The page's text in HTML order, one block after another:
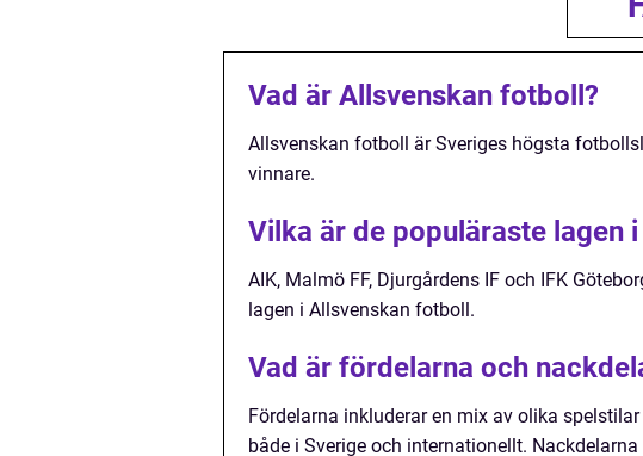
Vad är Allsvenskan fotboll?
Allsvenskan fotboll är Sveriges högsta
vinnare.
Vilka är de populäraste lagen
AIK, Malmö FF, Djurgårdens IF och IFK
lagen i Allsvenskan fotboll.
Vad är fördelarna och
Fördelarna inkluderar en mix av olika
både i Sverige och internationellt.